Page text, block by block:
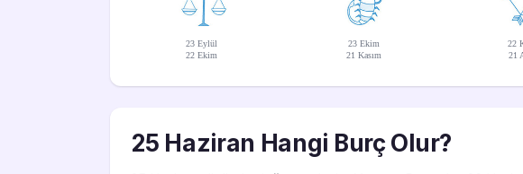
23 Eylül
22 Ekim
23 Ekim
21 Kasım
22
21
25 Haziran Hangi Burç Olur?